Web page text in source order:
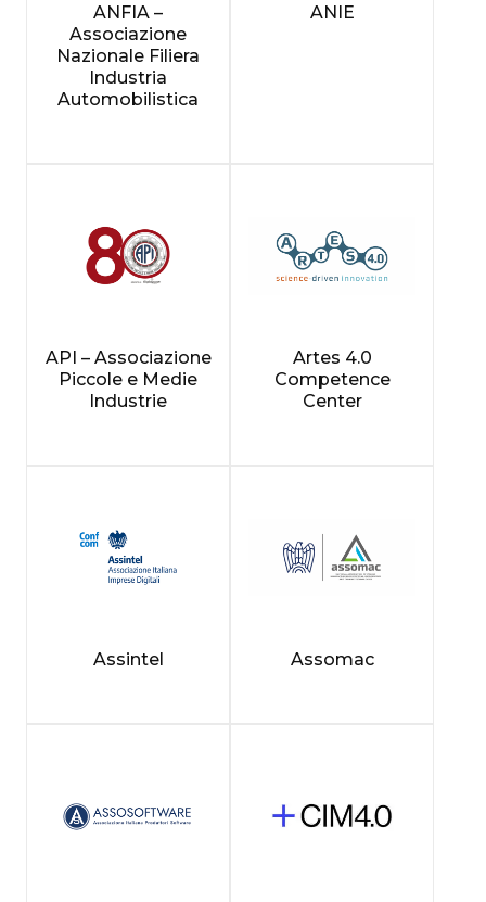
ANFIA –
Associazione
Nazionale Filiera
Industria
Automobilistica
ANIE
API – Associazione
Piccole e Medie
Industrie
Artes 4.0
Competence
Center
Assintel Assomac